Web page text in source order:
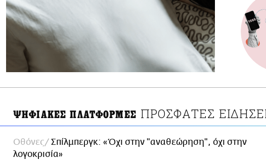
ΨΗΦΙΑΚΕΣ ΠΛΑΤΦΟΡΜΕΣ ΠΡΟΣΦΑΤΕΣ
Οθόνες
Σπίλμπεργκ: «Όχι στην "αναθεώρηση", όχι στην
λογοκρισία»